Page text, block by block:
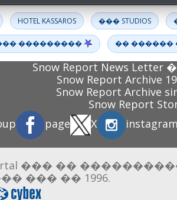
HOTEL KASSAROS ��� STUDIOS
��������� �� ������
Snow Report News
Snow Report Archive
Snow Report Archive
Snow Report
page X instagram
��� ��
��� �� 1996.